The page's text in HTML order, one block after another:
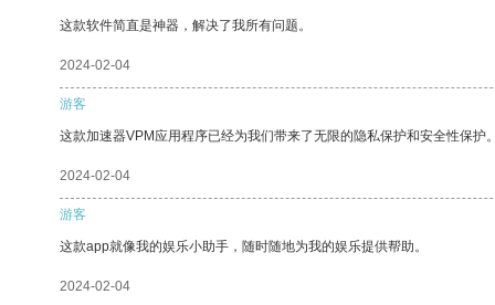
这款软件简直是神器，解决了我所有问题。
2024-02-04
游客
这款加速器VPM应用程序已经为我们带来了无限的隐私保护和安全性保护
2024-02-04
游客
这款app就像我的娱乐小助手，随时随地为我的娱乐提供帮助。
2024-02-04